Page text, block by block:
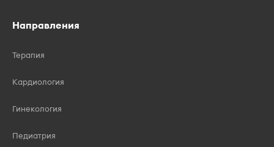
Направления
Терапия
Кардиология
Гинекология
Педиатрия